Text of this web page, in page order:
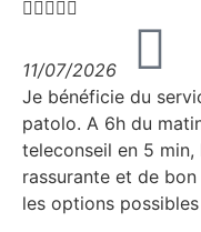

11/07/2026
Je bénéficie du
patolo. A 6h du
teleconseil en 5
rassurante et de
les options